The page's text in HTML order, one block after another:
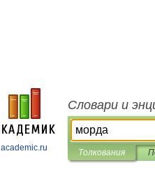
academic.ru
Словари и
Толкования